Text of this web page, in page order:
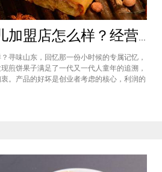
石小沫煎饼果儿加盟店怎么样？经营煎饼果子店利润如何
寻味山东，回忆那一份小时候的专属记忆，
煎饼果子满足了一代又一代人童年的追溯，
。产品的好坏是创业者考虑的核心，利润的
能赚钱吗？下面小编将为大家解答这些问